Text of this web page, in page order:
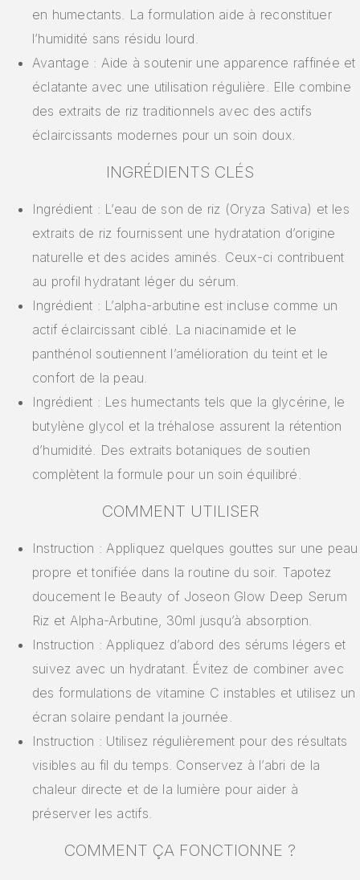
en humectants. La formulation aide à reconstituer
l’humidité sans résidu lourd.
Avantage : Aide à soutenir une apparence raffinée et
éclatante avec une utilisation régulière. Elle combine
des extraits de riz traditionnels avec des actifs
éclaircissants modernes pour un soin doux.
INGRÉDIENTS CLÉS
Ingrédient : L’eau de son de riz (Oryza Sativa) et les
extraits de riz fournissent une hydratation d’origine
naturelle et des acides aminés. Ceux-ci contribuent
au profil hydratant léger du sérum.
Ingrédient : L’alpha-arbutine est incluse comme un
actif éclaircissant ciblé. La niacinamide et le
panthénol soutiennent l’amélioration du teint et le
confort de la peau.
Ingrédient : Les humectants tels que la glycérine, le
butylène glycol et la tréhalose assurent la rétention
d’humidité. Des extraits botaniques de soutien
complètent la formule pour un soin équilibré.
COMMENT UTILISER
Instruction : Appliquez quelques gouttes sur une peau
propre et tonifiée dans la routine du soir. Tapotez
doucement le Beauty of Joseon Glow Deep Serum
Riz et Alpha-Arbutine, 30ml jusqu’à absorption.
Instruction : Appliquez d’abord des sérums légers et
suivez avec un hydratant. Évitez de combiner avec
des formulations de vitamine C instables et utilisez un
écran solaire pendant la journée.
Instruction : Utilisez régulièrement pour des résultats
visibles au fil du temps. Conservez à l’abri de la
chaleur directe et de la lumière pour aider à
préserver les actifs.
COMMENT ÇA FONCTIONNE ?